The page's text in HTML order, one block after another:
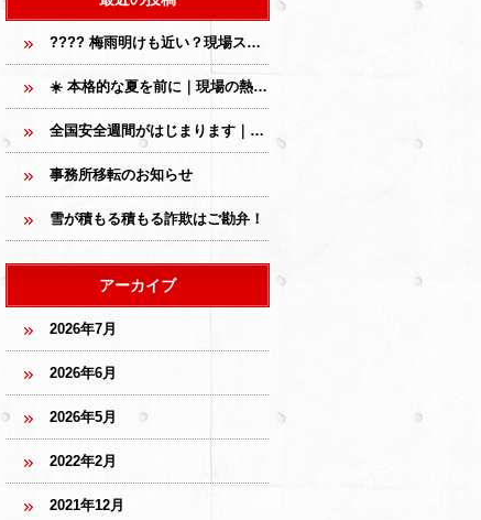
???? 梅雨明けも近い？現場スタッフの夏の必需品、こっそり教えます
☀️ 本格的な夏を前に｜現場の熱中症対策、あらためて確認しています
全国安全週間がはじまります｜現場の安全は、毎日の積み重ねから
事務所移転のお知らせ
雪が積もる積もる詐欺はご勘弁！
アーカイブ
2026年7月
2026年6月
2026年5月
2022年2月
2021年12月